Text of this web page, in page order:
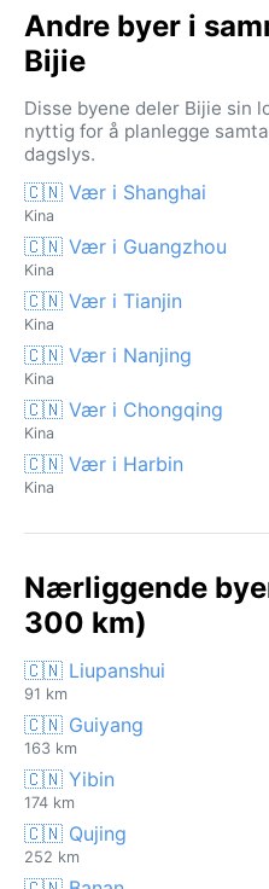
Andre byer i
Bijie
Disse byene deler Bijie sin
nyttig for å planlegge
dagslys.
🇨🇳 Vær i Shanghai
Kina
🇨🇳 Vær i Guangzhou
Kina
🇨🇳 Vær i Tianjin
Kina
🇨🇳 Vær i Nanjing
Kina
🇨🇳 Vær i Chongqing
Kina
🇨🇳 Vær i Harbin
Kina
Nærliggende
300 km)
🇨🇳 Liupanshui
91 km
🇨🇳 Guiyang
163 km
🇨🇳 Yibin
174 km
🇨🇳 Qujing
252 km